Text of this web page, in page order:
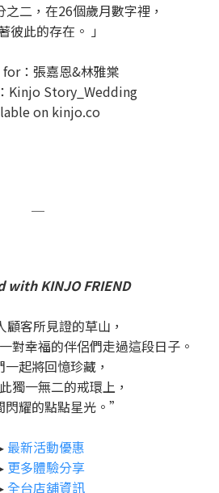
之二，在26個歲月數字裡，
彼此的存在。 」
：張嘉恩&林雅棠
Kinjo Story_Wedding
on kinjo.co
with KINJO FRIEND
顧客所見證的草山，
對幸福的伴侶們走過這段日子。
一起將回憶珍藏，
獨一無二的戒環上，
閃耀的點點星光。”
最新活動優惠
更多體驗分享
全台店舖資訊